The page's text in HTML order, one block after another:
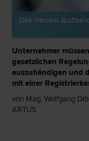
Die neuen
Unternehmer
gesetzlichen
auszuhändigen und
mit einer
auch Zahlungen mit
mit Mobiltelefonen,
von Mag. Wolfgang
ARTUS